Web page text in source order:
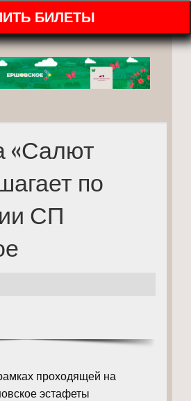
БИЛЕТЫ
«Салют
по
СП
проходящей на
эстафеты